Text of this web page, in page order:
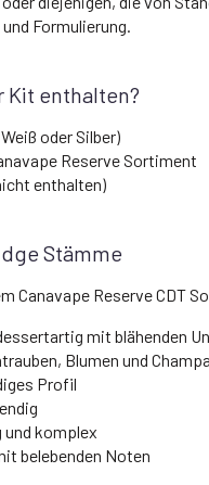
Formulierung.
Kit enthalten?
oder Silber)
Reserve Sortiment
enthalten)
Stämme
Canavape Reserve CDT
mit blähenden
Blumen und
Profil
komplex
belebenden Noten